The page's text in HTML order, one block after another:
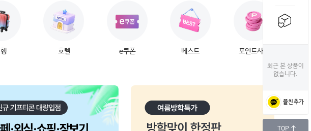
호텔 e쿠폰 베스트 포인트사용
최근 본 상품이
없습니다.
플친 추가
TOP